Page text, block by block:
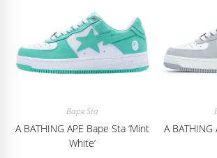
Bape Sta
A BATHING APE Bape Sta ‘Mint
White’
A BATHING